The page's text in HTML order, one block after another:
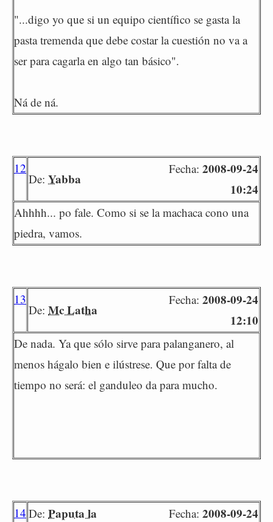
"...digo yo que si un equipo científico se gasta la
pasta tremenda que debe costar la cuestión no va a
ser para cagarla en algo tan básico".
Ná de ná.
12
De: Yabba
Fecha: 2008-09-24
10:24
Ahhhh... po fale. Como si se la machaca cono una
piedra, vamos.
13
De: Mc Latha
Fecha: 2008-09-24
12:10
De nada. Ya que sólo sirve para palanganero, al
menos hágalo bien e ilústrese. Que por falta de
tiempo no será: el ganduleo da para mucho.
14 De: Paputa la
Fecha: 2008-09-24